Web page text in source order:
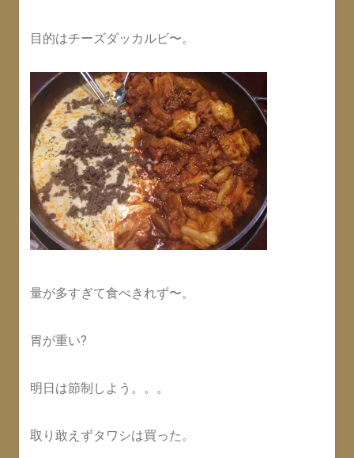
目的はチーズダッカルビ〜。
量が多すぎて食べきれず〜。
胃が重い?
明日は節制しよう。。。
取り敢えずタワシは買った。